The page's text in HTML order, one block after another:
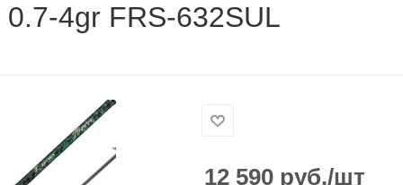
4gr FRS-632SUL
12 590 руб./шт